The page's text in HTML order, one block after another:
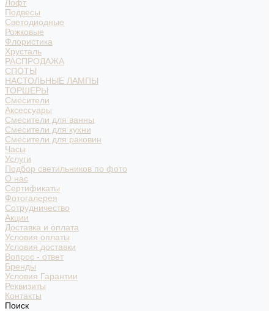
Лофт
Подвесы
Светодиодные
Рожковые
Флористика
Хрусталь
РАСПРОДАЖА
СПОТЫ
НАСТОЛЬНЫЕ ЛАМПЫ
ТОРШЕРЫ
Смесители
Аксессуары
Смесители для ванны
Смесители для кухни
Смесители для раковин
Часы
Услуги
Подбор светильников по фото
О нас
Сертификаты
Фотогалерея
Сотрудничество
Акции
Доставка и оплата
Условия оплаты
Условия доставки
Вопрос - ответ
Бренды
Условия Гарантии
Реквизиты
Контакты
Поиск